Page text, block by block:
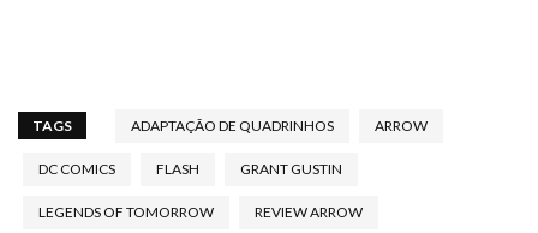
TAGS ADAPTAÇÃO DE QUADRINHOS ARROW
DC COMICS FLASH GRANT GUSTIN
LEGENDS OF TOMORROW REVIEW ARROW